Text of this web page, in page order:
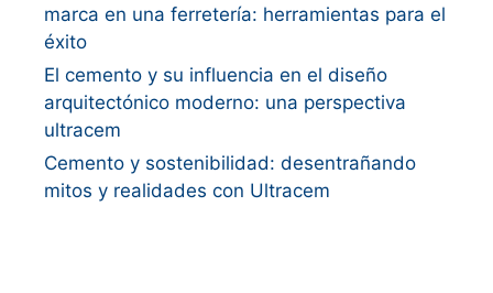
marca en una ferretería: herramientas para el
éxito
El cemento y su influencia en el diseño
arquitectónico moderno: una perspectiva
ultracem
Cemento y sostenibilidad: desentrañando
mitos y realidades con Ultracem